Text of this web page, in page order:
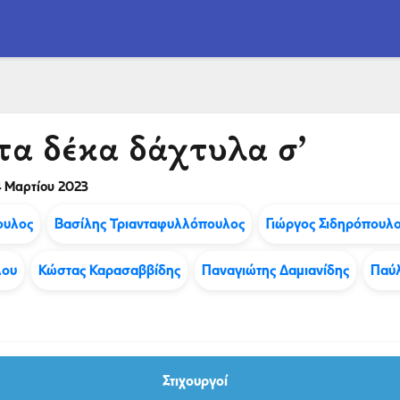
δέκα δάχτυλα σ’
Μαρτίου 2023
Βασίλης Τριανταφυλλόπουλος Γιώργος
Κώστας Καρασαββίδης Παναγιώτης Δαμιανίδης
Στιχουργοί